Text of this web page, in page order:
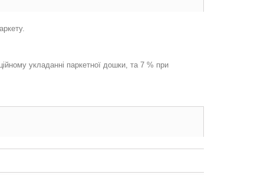
укладанні паркетної дошки, та 7 % при